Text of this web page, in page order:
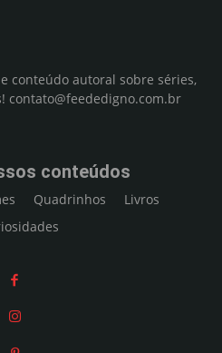
conteúdo autoral sobre séries,
contato@feededigno.com.br
conteúdos
Quadrinhos
Livros